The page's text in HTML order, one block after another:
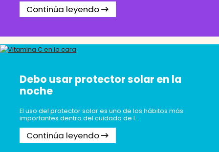
Continúa leyendo
Debo usar protector solar en la
noche
El uso del protector solar es uno de los hábitos más
importantes dentro del cuidado de l...
Continúa leyendo